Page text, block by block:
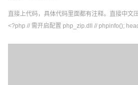
直接上代码，具体代码里面都有注释。直接中文
<?php // 需开启配置 php_zip.dll // phpinfo(); header("Content-type:text/html;c